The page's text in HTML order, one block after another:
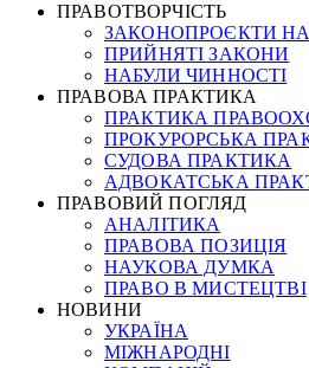
ПРАВОТВОРЧІСТЬ
ЗАКОНОПРОЄКТИ НА
ПРИЙНЯТІ ЗАКОНИ
НАБУЛИ ЧИННОСТІ
ПРАВОВА ПРАКТИКА
ПРАКТИКА
ПРОКУРОРСЬКА
СУДОВА ПРАКТИКА
АДВОКАТСЬКА
ПРАВОВИЙ ПОГЛЯД
АНАЛІТИКА
ПРАВОВА ПОЗИЦІЯ
НАУКОВА ДУМКА
ПРАВО В МИСТЕЦТВІ
НОВИНИ
УКРАЇНА
МІЖНАРОДНІ